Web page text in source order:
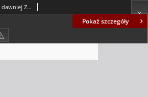
Pokaż szczegóły
Gazeta Lubuska : magazyn : dawniej Zielonogórska-Gorzowska R. XL [właśc. XLI], nr 51 (29 lutego/1 marca 1992). - Wyd. 1